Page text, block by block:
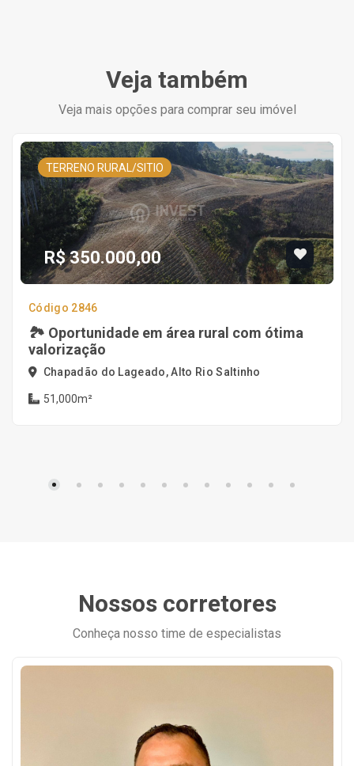
Veja também
Veja mais opções para comprar seu imóvel
TERRENO RURAL/SITIO
R$ 350.000,00
Código 2846
🏞️ Oportunidade em área rural com ótima
valorização
Chapadão do Lageado, Alto Rio Saltinho
51,000m²
Nossos corretores
Conheça nosso time de especialistas